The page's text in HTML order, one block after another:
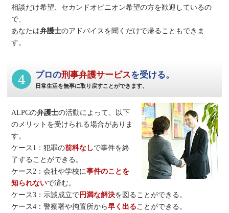
相談だけ希望、セカンドオピニオン希望の方を歓迎しているの
で、
あなたは弁護士のアドバイスを聞くだけで帰ることもできま
す。
4 プロの刑事弁護サービスを受ける。
日常生活を無事に取り戻すことができます。
ALPCの弁護士の活動によって、以下
のメリットを受けられる場合がありま
す。
ケース1：犯罪の前科なしで事件を終
了することができる。
ケース2：会社や学校に事件のことを
知られないで済む。
ケース3：示談成立で円満な解決を図ることができる。
ケース4：警察署や拘置所から早く出ることができる。